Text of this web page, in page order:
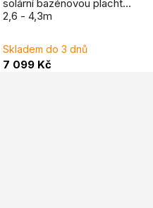
solární bazénovou plachtu
2,6 - 4,3m
Skladem do 3 dnů
7 099 Kč